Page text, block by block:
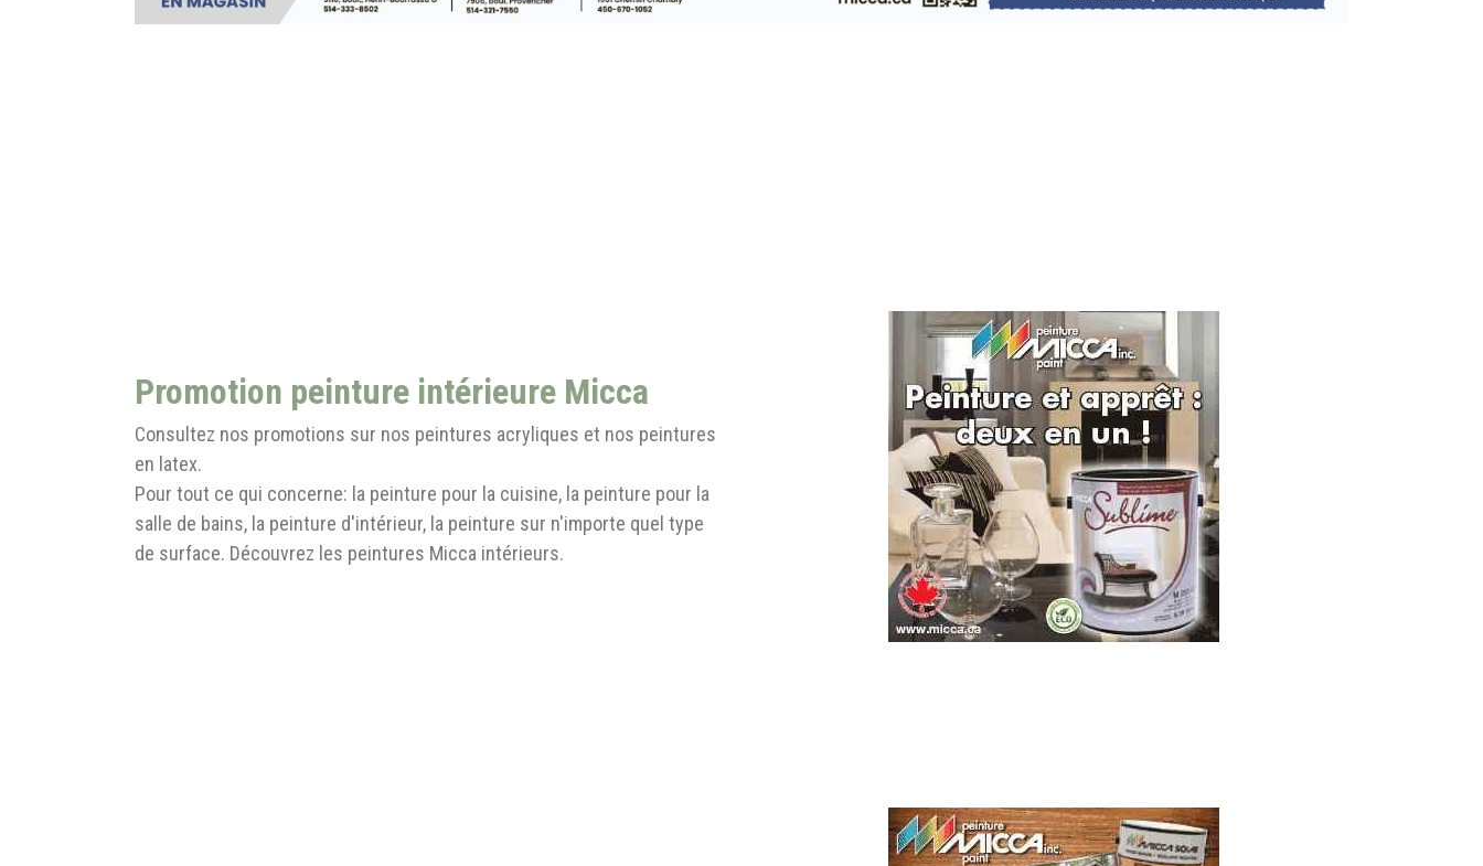
Promotion peinture intérieure Micca
Consultez nos promotions sur nos peintures acryliques et nos peintures
en latex.
Pour tout ce qui concerne: la peinture pour la cuisine, la peinture pour la
salle de bains, la peinture d'intérieur, la peinture sur n'importe quel type
de surface. Découvrez les peintures Micca intérieurs.